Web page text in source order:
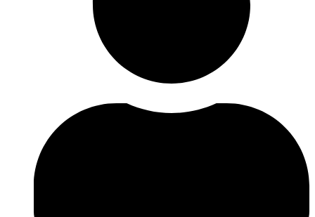
A nova área reúne diversos recursos destinados a jornalistas e profissionais
da comunicação, incluindo uma apresentação institucional do
InnovPlantProtect, materiais de identidade visual, informação sobre a
organização e os contactos da equipa de comunicação.
Para além destes recursos, o InnovPlantProtect disponibiliza a sua equipa
multidisciplinar para colaborar com os órgãos de comunicação social através
de entrevistas, comentários especializados e esclarecimentos sobre temas
relacionados com a proteção de culturas, inovação agrícola, soluções
biológicas e digitais e investigação aplicada.